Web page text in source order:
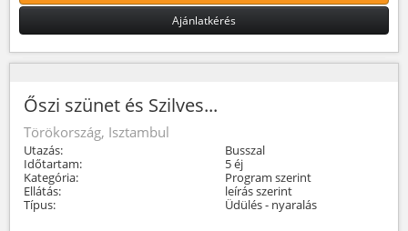
Ajánlatkérés
Őszi szünet és Szilves...
Törökország, Isztambul
Utazás:
Busszal
Időtartam:
5 éj
Kategória:
Program szerint
Ellátás:
leírás szerint
Típus:
Üdülés - nyaralás